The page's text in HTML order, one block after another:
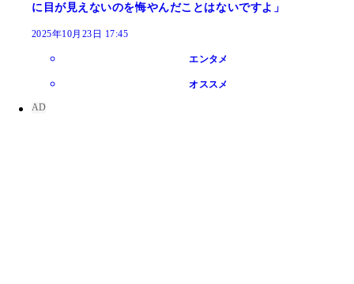
に目が見えないのを悔やんだことはないですよ」
2025年10月23日 17:45
エンタメ
オススメ